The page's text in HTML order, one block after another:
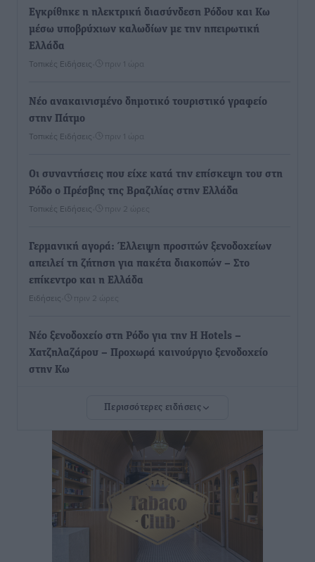
Εγκρίθηκε η ηλεκτρική διασύνδεση Ρόδου και Κω
μέσω υποβρύχιων καλωδίων με την ηπειρωτική
Ελλάδα
Τοπικές Ειδήσεις πριν 1 ώρα
Νέο ανακαινισμένο δημοτικό τουριστικό γραφείο
στην Πάτμο
Τοπικές Ειδήσεις πριν 1 ώρα
Οι συναντήσεις που είχε κατά την επίσκεψη του στη
Ρόδο ο Πρέσβης της Βραζιλίας στην Ελλάδα
Τοπικές Ειδήσεις πριν 2 ώρες
Γερμανική αγορά: Έλλειψη προσιτών ξενοδοχείων
απειλεί τη ζήτηση για πακέτα διακοπών – Στο
επίκεντρο και η Ελλάδα
Ειδήσεις πριν 2 ώρες
Νέο ξενοδοχείο στη Ρόδο για την H Hotels –
Χατζηλαζάρου – Προχωρά καινούργιο ξενοδοχείο
στην Κω
Μαστιχάρι – Αναποδογύρισε όχημα με μητέρα και
5χρονο παιδί
Τοπικές Ειδήσεις πριν 3 ώρες
“Η Ευρώπη αντιμετώπιζε το προσφυγικό σαν ταινία
τρόμου” – Η συγκλονιστική μαρτυρία της Χαρούλας
Γιασιράνη στον RV για τα γεγονότα που οδήγησαν στο
Περισσότερες ειδήσεις